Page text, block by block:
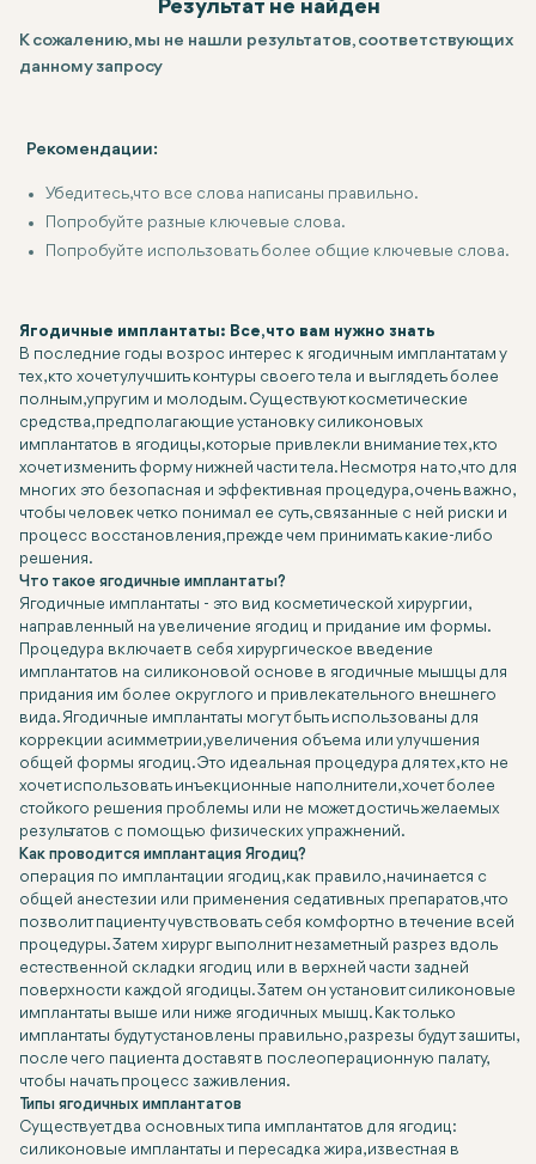
Результат не найден
К сожалению, мы не нашли результатов, соответствующих
данному запросу
Рекомендации:
Убедитесь, что все слова написаны правильно.
Попробуйте разные ключевые слова.
Попробуйте использовать более общие ключевые слова.
Ягодичные имплантаты: Все, что вам нужно знать
В последние годы возрос интерес к ягодичным имплантатам у
тех, кто хочет улучшить контуры своего тела и выглядеть более
полным, упругим и молодым. Существуют косметические
средства, предполагающие установку силиконовых
имплантатов в ягодицы, которые привлекли внимание тех, кто
хочет изменить форму нижней части тела. Несмотря на то, что для
многих это безопасная и эффективная процедура, очень важно,
чтобы человек четко понимал ее суть, связанные с ней риски и
процесс восстановления, прежде чем принимать какие-либо
решения.
Что такое ягодичные имплантаты?
Ягодичные имплантаты - это вид косметической хирургии,
направленный на увеличение ягодиц и придание им формы.
Процедура включает в себя хирургическое введение
имплантатов на силиконовой основе в ягодичные мышцы для
придания им более округлого и привлекательного внешнего
вида. Ягодичные имплантаты могут быть использованы для
коррекции асимметрии, увеличения объема или улучшения
общей формы ягодиц. Это идеальная процедура для тех, кто не
хочет использовать инъекционные наполнители, хочет более
стойкого решения проблемы или не может достичь желаемых
результатов с помощью физических упражнений.
Как проводится имплантация Ягодиц?
операция по имплантации ягодиц, как правило, начинается с
общей анестезии или применения седативных препаратов, что
позволит пациенту чувствовать себя комфортно в течение всей
процедуры. Затем хирург выполнит незаметный разрез вдоль
естественной складки ягодиц или в верхней части задней
поверхности каждой ягодицы. Затем он установит силиконовые
имплантаты выше или ниже ягодичных мышц. Как только
имплантаты будут установлены правильно, разрезы будут зашиты,
после чего пациента доставят в послеоперационную палату,
чтобы начать процесс заживления.
Типы ягодичных имплантатов
Существует два основных типа имплантатов для ягодиц:
силиконовые имплантаты и пересадка жира, известная в